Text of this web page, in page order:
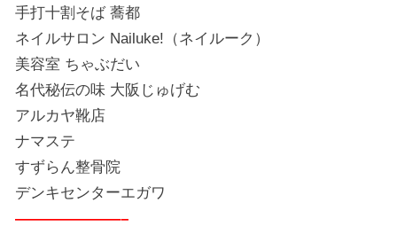
手打十割そば 蕎都
ネイルサロン Nailuke!（ネイルーク）
美容室 ちゃぶだい
名代秘伝の味 大阪じゅげむ
アルカヤ靴店
ナマステ
すずらん整骨院
デンキセンターエガワ
———————–